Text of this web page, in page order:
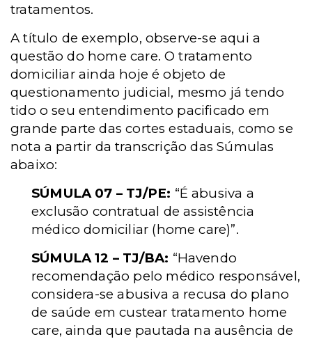
tratamentos.
A título de exemplo, observe-se aqui a
questão do home care. O tratamento
domiciliar ainda hoje é objeto de
questionamento judicial, mesmo já tendo
tido o seu entendimento pacificado em
grande parte das cortes estaduais, como se
nota a partir da transcrição das Súmulas
abaixo:
SÚMULA 07 – TJ/PE: “É abusiva a
exclusão contratual de assistência
médico domiciliar (home care)”.
SÚMULA 12 – TJ/BA: “Havendo
recomendação pelo médico responsável,
considera-se abusiva a recusa do plano
de saúde em custear tratamento home
care, ainda que pautada na ausência de